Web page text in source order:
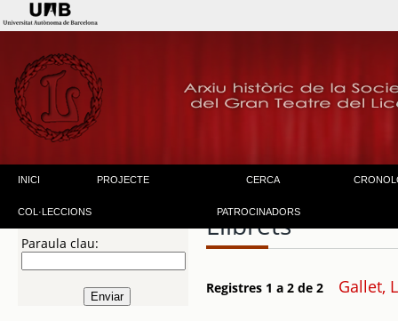
INICI PROJECTE CERCA
COL·LECCIONS PATROCINADORS
Paraula clau:
Llibrets
Registres 1 a 2 de 2 Gallet,